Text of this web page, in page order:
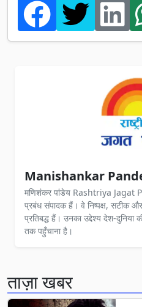
Manishankar
मणिशंकर पांडेय Rashtriya Jagat
प्रबंध संपादक हैं। वे निष्पक्ष, सटीक
प्रतिबद्ध हैं। उनका उद्देश्य देश-दुनिया
तक पहुँचाना है।
ताज़ा खबर